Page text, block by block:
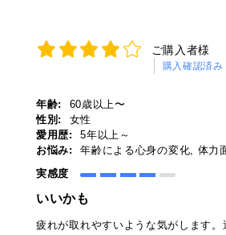
ご購入者様
購入確認済み
年齢:
60歳以上〜
性別:
女性
愛用歴:
5年以上～
お悩み:
年齢による心身の変化, 体力
実感度
いいかも
疲れが取れやすいような気がします